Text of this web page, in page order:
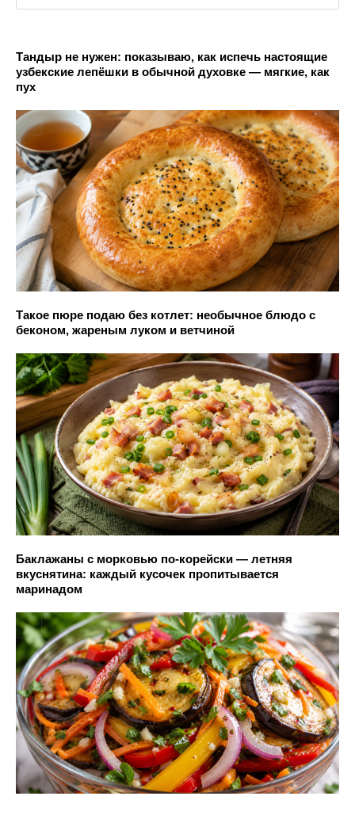
Тандыр не нужен: показываю, как испечь настоящие
узбекские лепёшки в обычной духовке — мягкие, как
пух
Такое пюре подаю без котлет: необычное блюдо с
беконом, жареным луком и ветчиной
Баклажаны с морковью по-корейски — летняя
вкуснятина: каждый кусочек пропитывается
маринадом